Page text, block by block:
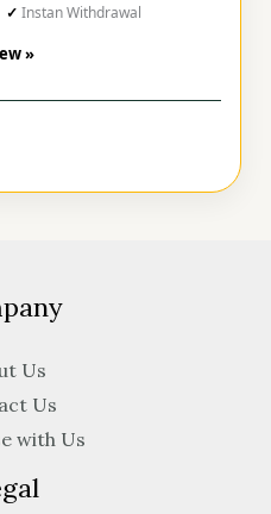
Instan Withdrawal
»
Us
Us
with Us